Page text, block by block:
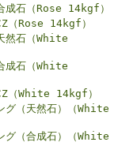
成石（Rose 14kgf）
（Rose 14kgf）
然石（White
成石（White
（White 14kgf）
グ（天然石）（White
グ（合成石）（White